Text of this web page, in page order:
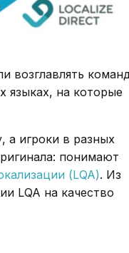
возглавлять
языках, на которые
а игроки в разных
понимают
(LQA). Из
LQA на качество